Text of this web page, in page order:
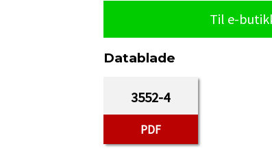
Til e-
Datablade
3552-4
PDF